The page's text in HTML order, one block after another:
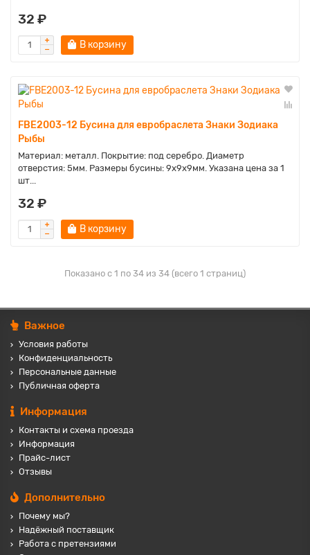
32 ₽
В корзину
FBE2003-12 Бусина для евробраслета Знаки Зодиака
Рыбы
Материал: металл. Покрытие: под серебро. Диаметр
отверстия: 5мм. Размеры бусины: 9х9х9мм. Указана цена за 1
шт...
32 ₽
В корзину
Показано с 1 по 34 из 34 (всего 1 страниц)
Важное
Условия работы
Конфиденциальность
Персональные данные
Публичная оферта
Информация
Контакты и схема проезда
Информация
Прайс-лист
Отзывы
Дополнительно
Почему мы?
Надёжный поставщик
Работа с претензиями